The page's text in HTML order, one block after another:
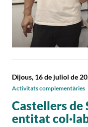
Castellers de
entitat
Dijous, 16 de juliol de
Activitats complementàries